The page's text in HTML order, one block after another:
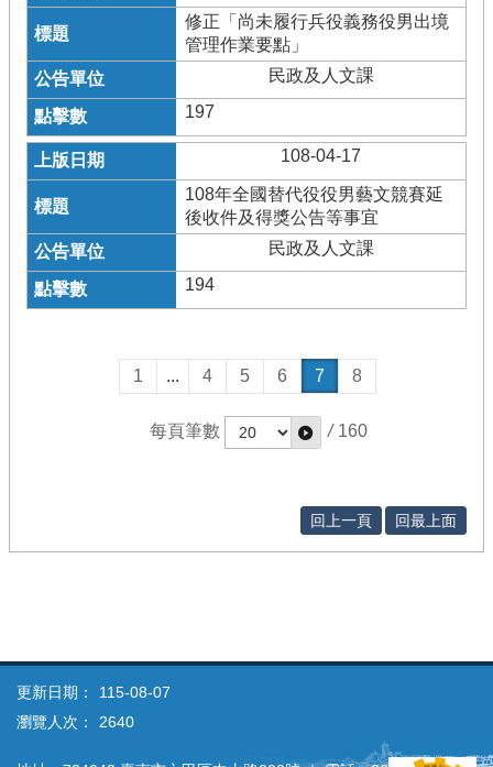
修正「尚未履行兵役義務役男出境
管理作業要點」
民政及人文課
197
108-04-17
108年全國替代役役男藝文競賽延
後收件及得獎公告等事宜
民政及人文課
194
1 ... 4 5 6 7 8
每頁筆數 / 160
回上一頁 回最上面
更新日期：
115-08-07
瀏覽人次：
2640